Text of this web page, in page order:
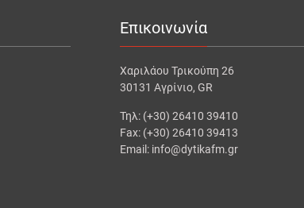
Επικοινωνία
Χαριλάου Τρικούπη 26
30131 Αγρίνιο, GR
Τηλ: (+30) 26410 39410
Fax: (+30) 26410 39413
Email: info@dytikafm.gr